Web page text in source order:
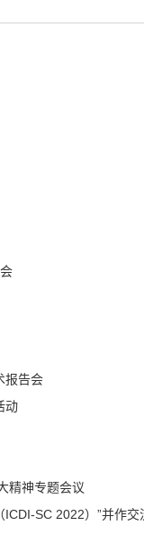
报告会
动
精神专题会议​
SC 2022）”并作交